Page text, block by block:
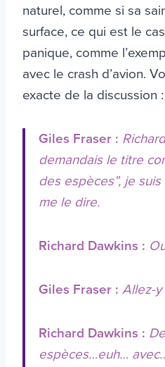
naturel, comme si sa
surface, ce qui est le
panique, comme
avec le crash d’avion.
exacte de la discussion :
Giles Fraser :
demandais le titre
des espèces”, je
me le dire.
Richard Dawkins :
Giles Fraser : Allez-y
Richard Dawkins :
espèces…euh…